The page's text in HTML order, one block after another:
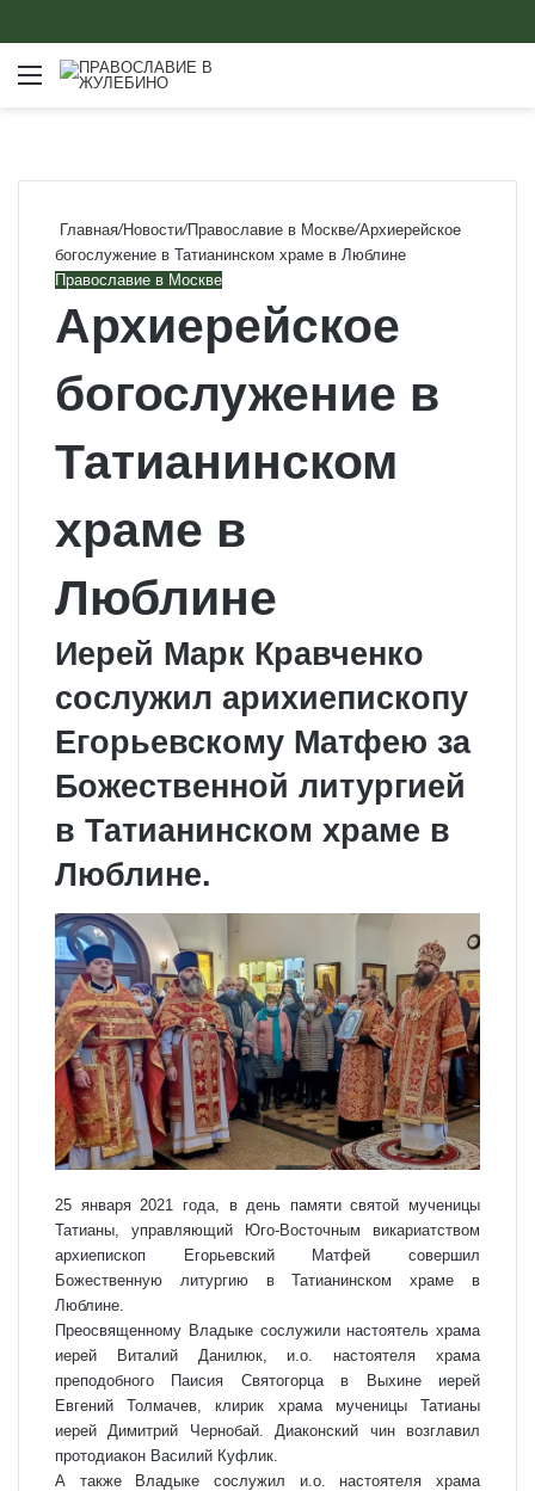
Меню
Главная/Новости/Православие в Москве/Архиерейское
богослужение в Татианинском храме в Люблине
Православие в Москве
Архиерейское
богослужение в
Татианинском
храме в
Люблине
Иерей Марк Кравченко
сослужил арихиепископу
Егорьевскому Матфею за
Божественной литургией
в Татианинском храме в
Люблине.
25 января 2021 года, в день памяти святой мученицы
Татианы, управляющий Юго-Восточным викариатством
архиепископ Егорьевский Матфей совершил
Божественную литургию в Татианинском храме в
Люблине.
Преосвященному Владыке сослужили настоятель храма
иерей Виталий Данилюк, и.о. настоятеля храма
преподобного Паисия Святогорца в Выхине иерей
Евгений Толмачев, клирик храма мученицы Татианы
иерей Димитрий Чернобай. Диаконский чин возглавил
протодиакон Василий Куфлик.
А также Владыке сослужил и.о. настоятеля храма